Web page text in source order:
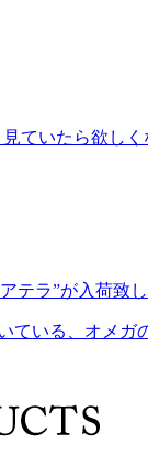
ていたら欲し
テラ”が入荷致し
ている、オメ